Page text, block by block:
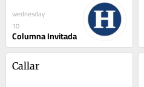
wednesday
10
Columna Invitada
Callar